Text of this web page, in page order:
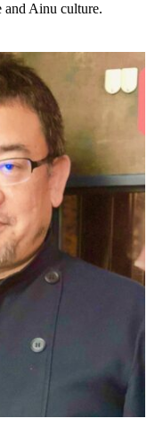
and Ainu culture.